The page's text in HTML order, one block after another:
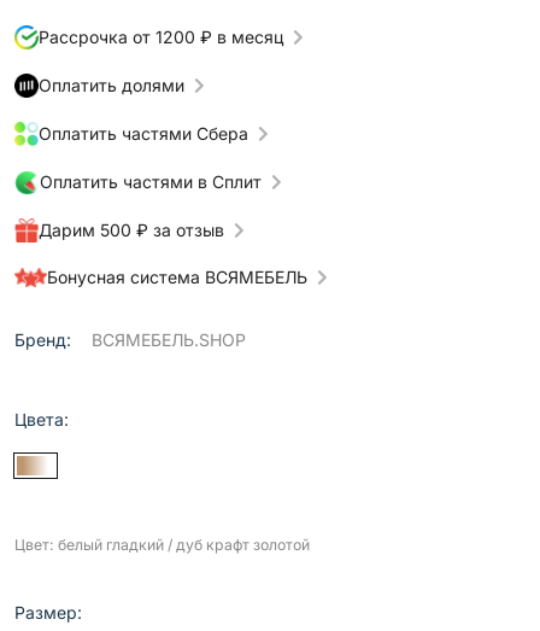
Рассрочка от 1200 ₽ в месяц
Оплатить долями
Оплатить частями Сбера
Оплатить частями в Сплит
Дарим 500 ₽ за отзыв
Бонусная система ВСЯМЕБЕЛЬ
Бренд: ВСЯМЕБЕЛЬ.SHOP
Цвета:
Цвет: белый гладкий / дуб крафт золотой
Размер: